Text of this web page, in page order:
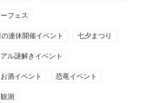
フェス
連休開催イベント 七夕まつり
アル謎解きイベント
お酒イベント 恐竜イベント
測